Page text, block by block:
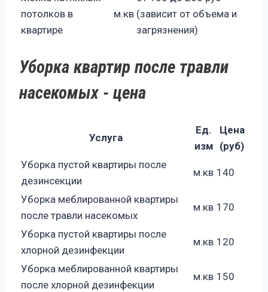
потолков в
квартире
м.кв (зависит от объема и
загрязнения)
Уборка квартир после травли
насекомых - цена
Услуга
Ед.
изм
Цена
(руб)
Уборка пустой квартиры после
дезинсекции
м.кв 140
Уборка меблированной квартиры
после травли насекомых
м.кв 170
Уборка пустой квартиры после
хлорной дезинфекции
м.кв 120
Уборка меблированной квартиры
после хлорной дезинфекции
м.кв 150